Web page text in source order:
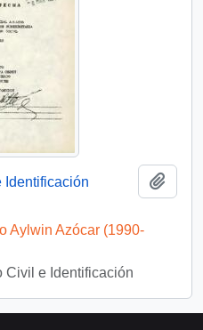
Identificación
Aylwin Azócar (1990-
Civil e Identificación